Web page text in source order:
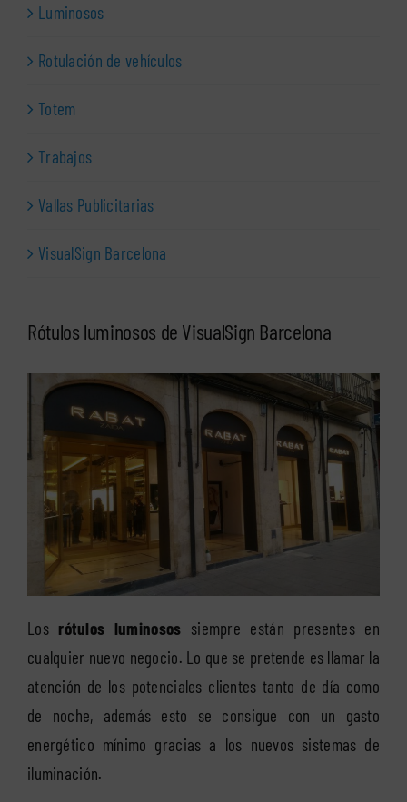
Luminosos
Rotulación de vehículos
Totem
Trabajos
Vallas Publicitarias
VisualSign Barcelona
Rótulos luminosos de VisualSign Barcelona
Los rótulos luminosos siempre están presentes en
cualquier nuevo negocio. Lo que se pretende es llamar la
atención de los potenciales clientes tanto de día como
de noche, además esto se consigue con un gasto
energético mínimo gracias a los nuevos sistemas de
iluminación.